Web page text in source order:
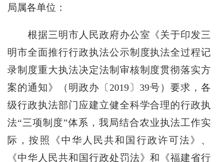
局属各单位：
根据三明市人民政府办公室《关于印发三
明市全面推行行政执法公示制度执法全过程记
录制度重大执法决定法制审核制度贯彻落实方
案的通知》（明政办〔2019〕 39号）要求，各
级行政执法部门应建立健全科学合理的行政执
法“三项制度”体系，我局结合农业执法工作实
际，按照《中华人民共和国行政许可法》、
《中华人民共和国行政处罚法》和《福建省行